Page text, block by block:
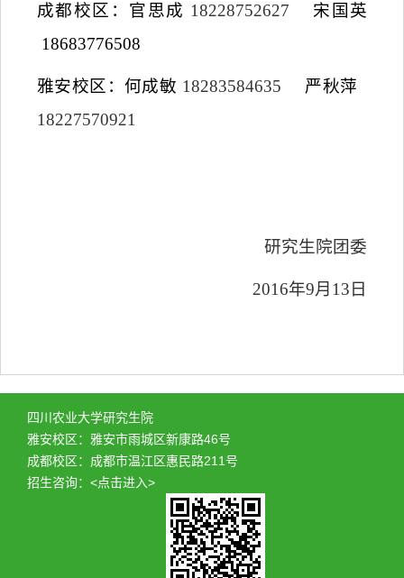
成都校区：官思成 18228752627
宋国英
18683776508
雅安校区：何成敏 18283584635
严秋萍
18227570921
研究生院团委
2016年9月 13 日
四川农业大学研究生院
雅安校区：雅安市雨城区新康路46号
成都校区：成都市温江区惠民路211号
招生咨询： <点击进入>